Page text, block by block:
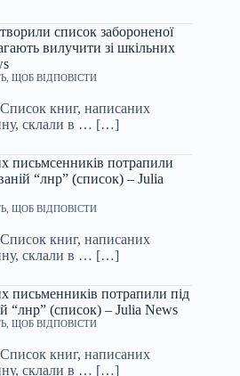
список забороненої
вилучити зі шкільних
ЩОБ ВІДПОВІСТИ
книг, написаних
склали в … […]
письмсенників потрапили
“лнр” (список) – Julia
ЩОБ ВІДПОВІСТИ
книг, написаних
склали в … […]
письменників потрапили під
“лнр” (список) – Julia News
ЩОБ ВІДПОВІСТИ
книг, написаних
склали в … […]